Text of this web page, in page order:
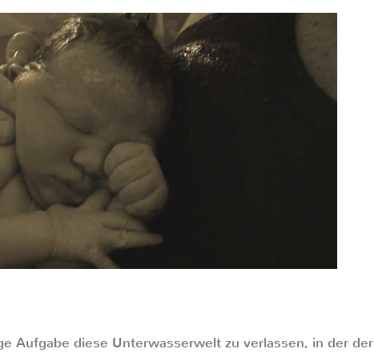
Aufgabe diese Unterwasserwelt zu verlassen, in der der